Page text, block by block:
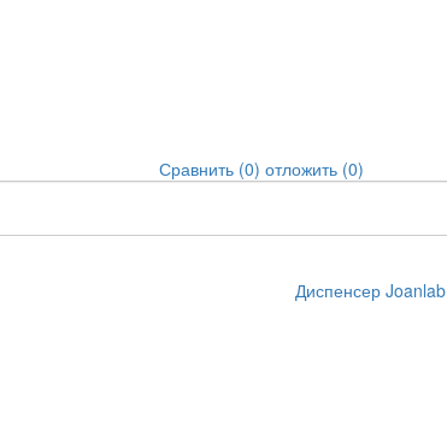
Сравнить (0) отложить (0)
Диспенсер Joanlab